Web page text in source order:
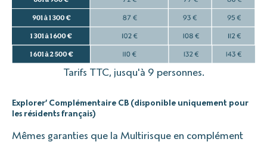
Tarifs TTC, jusqu'à 9 personnes.
Explorer’ Complémentaire CB (disponible uniquement pour
les résidents français)
Mêmes garanties que la Multirisque en complément